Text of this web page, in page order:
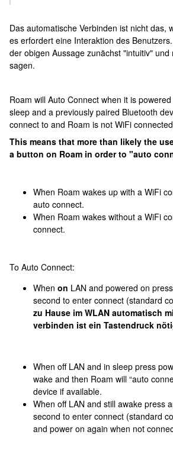
Das automatische Verbinden ist nicht das,
es erfordert eine Interaktion des
der obigen Aussage zunächst "intuitiv"
sagen.
Roam will Auto Connect when it is
sleep and a previously paired Bluetooth
connect to and Roam is not WiFi
This means that more than likely the
a button on Roam in order to "auto
When Roam wakes up with a WiFi
auto connect.
When Roam wakes without a WiFi
connect.
To Auto Connect:
When on LAN and powered on
second to enter connect (standard
zu Hause im WLAN automatisch
verbinden ist ein Tastendruck
When off LAN and in sleep press
wake and then Roam will “auto
device if available.
When off LAN and still awake press
second to enter connect (standard
and power on again when not